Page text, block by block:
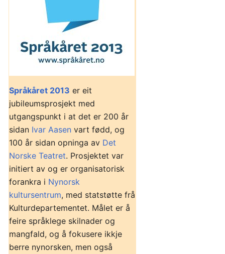
Språkåret 2013 er eit
jubileumsprosjekt med
utgangspunkt i at det er 200 år
sidan Ivar Aasen vart fødd, og
100 år sidan opninga av Det
Norske Teatret. Prosjektet var
initiert av og er organisatorisk
forankra i Nynorsk
kultursentrum, med statstøtte frå
Kulturdepartementet. Målet er å
feire språklege skilnader og
mangfald, og å fokusere ikkje
berre nynorsken, men også